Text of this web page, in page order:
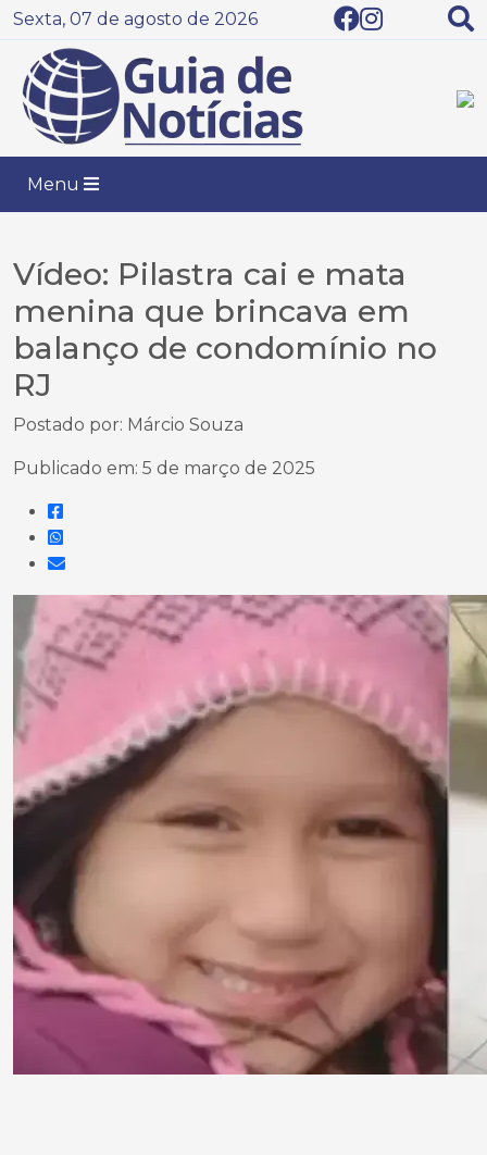
Sexta, 07 de agosto de 2026
Menu
Vídeo: Pilastra cai e mata
menina que brincava em
balanço de condomínio no
RJ
Postado por: Márcio Souza
Publicado em: 5 de março de 2025